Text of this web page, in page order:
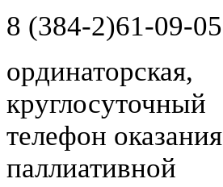
8 (384-2)61-09-05
ординаторская,
круглосуточный
телефон оказания
паллиативной